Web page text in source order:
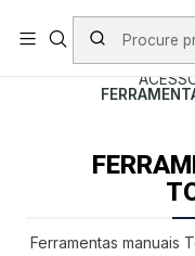
PORTES
Início
Ferramentas manuais